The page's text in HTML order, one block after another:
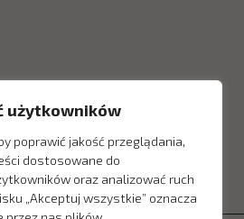
użytkowników
poprawić jakość przeglądania,
dostosowane do
oraz analizować ruch
„Akceptuj wszystkie” oznacza